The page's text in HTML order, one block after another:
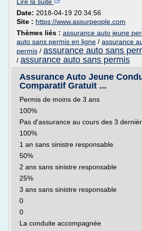
Date: 2018-04-19 20:34:56
Site : https://www.assurpeople.com
Thèmes liés : assurance auto jeune
auto sans permis en ligne / assurance
permis / assurance auto sans
/ assurance auto sans permis
Assurance Auto Jeune
Comparatif Gratuit ...
Permis de moins de 3 ans
100%
Pas d'assurance au cours des 3
100%
1 an sans sinistre responsable
50%
2 ans sans sinistre responsable
25%
3 ans sans sinistre responsable
0
0
La conduite accompagnée